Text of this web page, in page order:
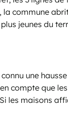
commune
jeunes du
une
compte que
les maisons